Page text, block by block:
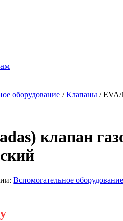
оборудование /Клапаны / EVA/
клапан
Вспомогательное оборудование